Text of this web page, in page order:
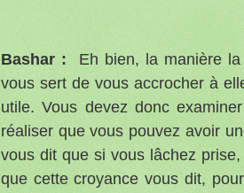
Bashar : Eh bien, la manière
vous sert de vous accrocher à
utile. Vous devez donc
réaliser que vous pouvez avoir
vous dit que si vous lâchez
que cette croyance vous dit,